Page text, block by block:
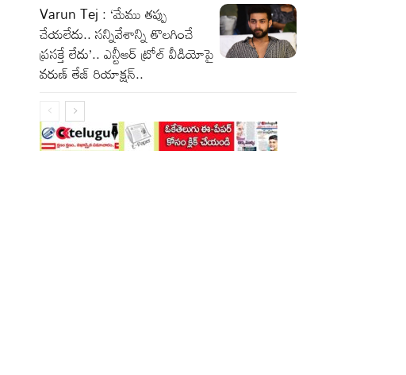
Varun Tej : ‘మేము తప్పు
చేయలేదు.. సన్నివేశాన్ని తొలగించే
ప్రసక్తే లేదు’.. ఎన్టీఆర్ ట్రోల్ వీడియోపై
వరుణ్ తేజ్ రియాక్షన్..